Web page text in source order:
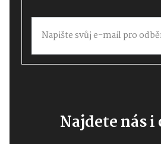
Najdete nás